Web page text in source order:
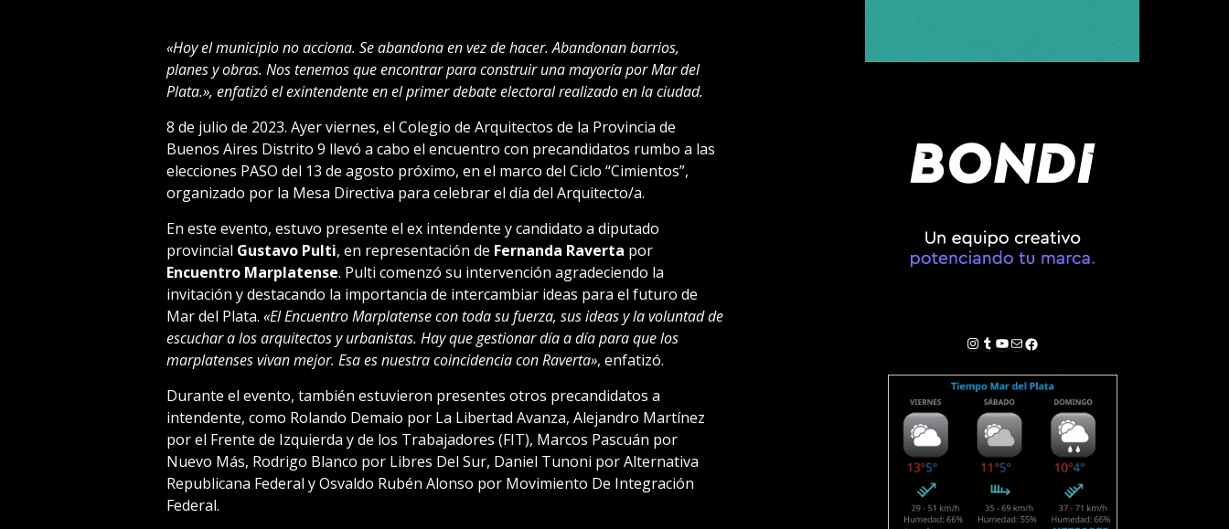
«Hoy el municipio no acciona. Se abandona en vez de hacer. Abandonan barrios,
planes y obras. Nos tenemos que encontrar para construir una mayoría por Mar del
Plata.», enfatizó el exintendente en el primer debate electoral realizado en la ciudad.
8 de julio de 2023. Ayer viernes, el Colegio de Arquitectos de la Provincia de
Buenos Aires Distrito 9 llevó a cabo el encuentro con precandidatos rumbo a las
elecciones PASO del 13 de agosto próximo, en el marco del Ciclo “Cimientos”,
organizado por la Mesa Directiva para celebrar el día del Arquitecto/a.
En este evento, estuvo presente el ex intendente y candidato a diputado
provincial Gustavo Pulti, en representación de Fernanda Raverta por
Encuentro Marplatense. Pulti comenzó su intervención agradeciendo la
invitación y destacando la importancia de intercambiar ideas para el futuro de
Mar del Plata. «El Encuentro Marplatense con toda su fuerza, sus ideas y la voluntad de
escuchar a los arquitectos y urbanistas. Hay que gestionar día a día para que los
marplatenses vivan mejor. Esa es nuestra coincidencia con Raverta», enfatizó.
Durante el evento, también estuvieron presentes otros precandidatos a
intendente, como Rolando Demaio por La Libertad Avanza, Alejandro Martínez
por el Frente de Izquierda y de los Trabajadores (FIT), Marcos Pascuán por
Nuevo Más, Rodrigo Blanco por Libres Del Sur, Daniel Tunoni por Alternativa
Republicana Federal y Osvaldo Rubén Alonso por Movimiento De Integración
Federal.
Instagram
Tumblr
YouTube
Correo electrónico
Facebook